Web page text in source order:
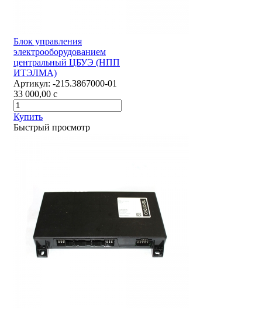
Блок управления
электрооборудованием
центральный ЦБУЭ (НПП
ИТЭЛМА)
Артикул: -215.3867000-01
33 000,00 c
Купить
Быстрый просмотр